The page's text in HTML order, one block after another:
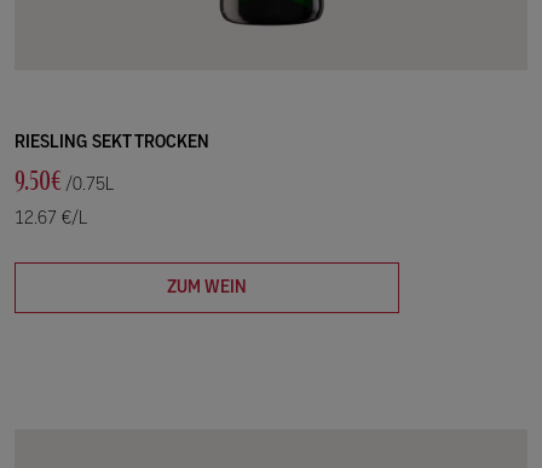
RIESLING SEKT TROCKEN
9.50€ /0.75L
12.67 €/L
ZUM WEIN